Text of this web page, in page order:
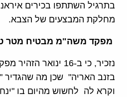
בתרגיל השתתפו בכירים
מחלקת המבצעים של הצבא.
מפקד משה"מ מבטיח מטר
נזכיר, כי ב-16
בזנב האריה" שכן מה שהגדיר
וקרא לה לחשוש מהיום בו